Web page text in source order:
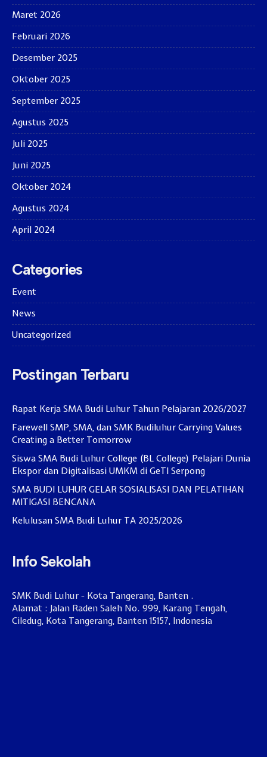
Maret 2026
Februari 2026
Desember 2025
Oktober 2025
September 2025
Agustus 2025
Juli 2025
Juni 2025
Oktober 2024
Agustus 2024
April 2024
Categories
Event
News
Uncategorized
Postingan Terbaru
Rapat Kerja SMA Budi Luhur Tahun Pelajaran 2026/2027
Farewell SMP, SMA, dan SMK Budiluhur Carrying Values
Creating a Better Tomorrow
Siswa SMA Budi Luhur College (BL College) Pelajari Dunia
Ekspor dan Digitalisasi UMKM di GeTI Serpong
SMA BUDI LUHUR GELAR SOSIALISASI DAN PELATIHAN
MITIGASI BENCANA
Kelulusan SMA Budi Luhur TA 2025/2026
Info Sekolah
SMK Budi Luhur - Kota Tangerang, Banten .
Alamat : Jalan Raden Saleh No. 999, Karang Tengah,
Ciledug, Kota Tangerang, Banten 15157, Indonesia